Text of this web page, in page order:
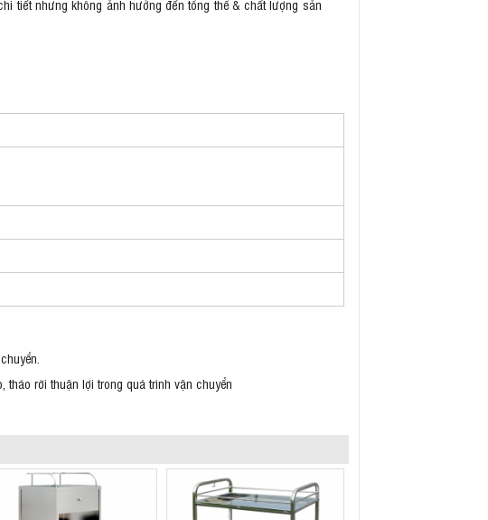
tiết nhưng không ảnh hưởng đến tổng thể & chất lượng sản
rời thuận lợi trong quá trình vận chuyển